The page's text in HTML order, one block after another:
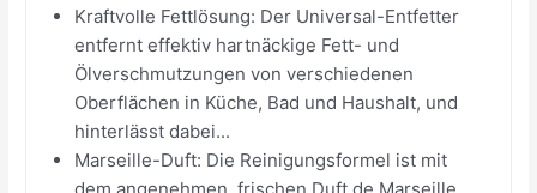
Kraftvolle Fettlösung: Der Universal-Entfetter
entfernt effektiv hartnäckige Fett- und
Ölverschmutzungen von verschiedenen
Oberflächen in Küche, Bad und Haushalt, und
hinterlässt dabei...
Marseille-Duft: Die Reinigungsformel ist mit